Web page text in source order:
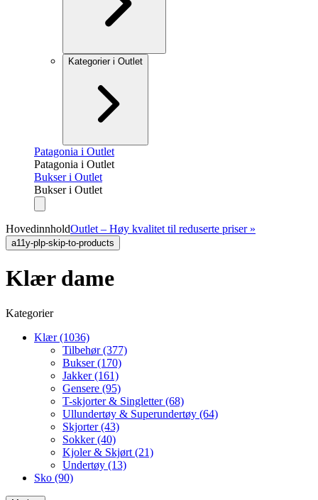
Kategorier i Outlet
Patagonia i Outlet
Patagonia i Outlet
Bukser i Outlet
Bukser i Outlet
HovedinnholdOutlet – Høy kvalitet til reduserte priser »
a11y-plp-skip-to-products
Klær dame
Kategorier
Klær (1036)
Tilbehør (377)
Bukser (170)
Jakker (161)
Gensere (95)
T-skjorter & Singletter (68)
Ullundertøy & Superundertøy (64)
Skjorter (43)
Sokker (40)
Kjoler & Skjørt (21)
Undertøy (13)
Sko (90)